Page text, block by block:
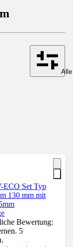
ECO Set Typ
130 mm mit
Bewertung:
5